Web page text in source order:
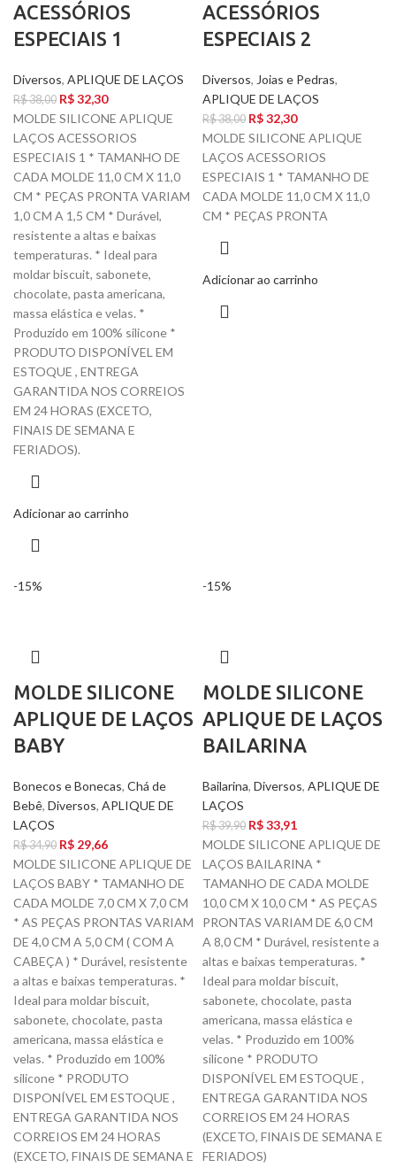
ACESSÓRIOS
ESPECIAIS 1
Diversos, APLIQUE DE LAÇOS
R$38,00 R$32,30
MOLDE SILICONE APLIQUE
LAÇOS ACESSORIOS
ESPECIAIS 1 * TAMANHO DE
CADA MOLDE 11,0 CM X 11,0
CM * PEÇAS PRONTA VARIAM
1,0 CM A 1,5 CM * Durável,
resistente a altas e baixas
temperaturas. * Ideal para
moldar biscuit, sabonete,
chocolate, pasta americana,
massa elástica e velas. *
Produzido em 100% silicone *
PRODUTO DISPONÍVEL EM
ESTOQUE , ENTREGA
GARANTIDA NOS CORREIOS
EM 24 HORAS (EXCETO,
FINAIS DE SEMANA E
FERIADOS).
Adicionar ao carrinho
ACESSÓRIOS
ESPECIAIS 2
Diversos, Joias e Pedras,
APLIQUE DE LAÇOS
R$38,00 R$32,30
MOLDE SILICONE APLIQUE
LAÇOS ACESSORIOS
ESPECIAIS 1 * TAMANHO DE
CADA MOLDE 11,0 CM X 11,0
CM * PEÇAS PRONTA
Adicionar ao carrinho
-15%
MOLDE SILICONE
APLIQUE DE LAÇOS
BABY
Bonecos e Bonecas, Chá de
Bebê, Diversos, APLIQUE DE
LAÇOS
R$34,90 R$ 29,66
MOLDE SILICONE APLIQUE DE
LAÇOS BABY * TAMANHO DE
CADA MOLDE 7,0 CM X 7,0 CM
* AS PEÇAS PRONTAS VARIAM
DE 4,0 CM A 5,0 CM ( COM A
CABEÇA ) * Durável, resistente
a altas e baixas temperaturas. *
Ideal para moldar biscuit,
sabonete, chocolate, pasta
americana, massa elástica e
velas. * Produzido em 100%
silicone * PRODUTO
DISPONÍVEL EM ESTOQUE ,
ENTREGA GARANTIDA NOS
CORREIOS EM 24 HORAS
(EXCETO, FINAIS DE SEMANA E
-15%
MOLDE SILICONE
APLIQUE DE LAÇOS
BAILARINA
Bailarina, Diversos, APLIQUE DE
LAÇOS
R$39,90 R$33,91
MOLDE SILICONE APLIQUE DE
LAÇOS BAILARINA *
TAMANHO DE CADA MOLDE
10,0 CM X 10,0 CM * AS PEÇAS
PRONTAS VARIAM DE 6,0 CM
A 8,0 CM * Durável, resistente a
altas e baixas temperaturas. *
Ideal para moldar biscuit,
sabonete, chocolate, pasta
americana, massa elástica e
velas. * Produzido em 100%
silicone * PRODUTO
DISPONÍVEL EM ESTOQUE ,
ENTREGA GARANTIDA NOS
CORREIOS EM 24 HORAS
(EXCETO, FINAIS DE SEMANA E
FERIADOS)